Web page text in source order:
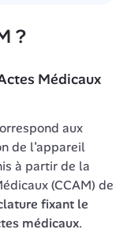
?
Médicaux
aux
de l’appareil
à partir de la
(CCAM) de
fixant le
médicaux.